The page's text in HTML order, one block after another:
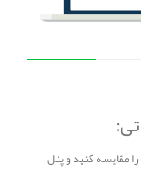
مقایسه کنید و پنل